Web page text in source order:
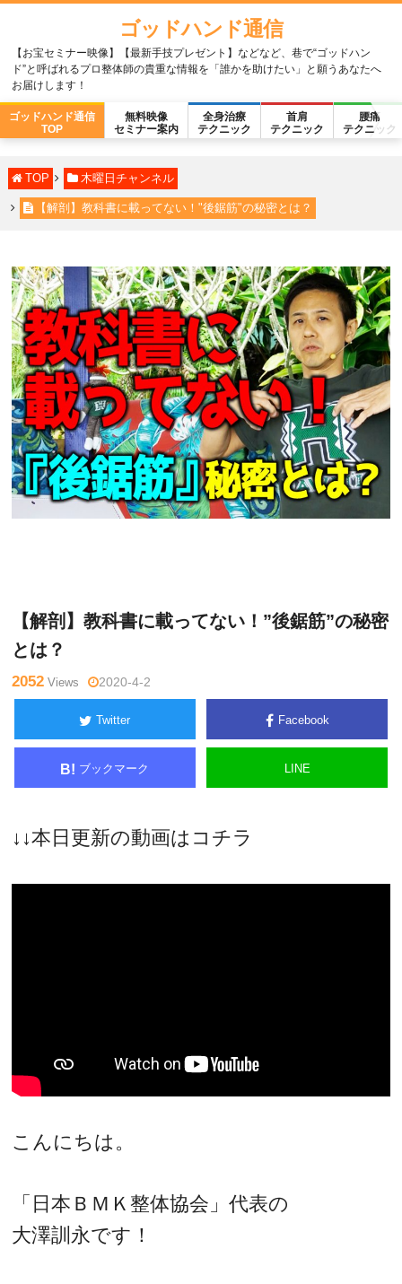
ゴッドハンド通信
【お宝セミナー映像】【最新手技プレゼント】などなど、巷で“ゴッドハン
ド”と呼ばれるプロ整体師の貴重な情報を「誰かを助けたい」と願うあなたへ
お届けします！
ゴッドハンド通信
TOP
無料映像
セミナー案内
全身治療
テクニック
首肩
テクニック
腰痛
テクニック
TOP 木曜日チャンネル
【解剖】教科書に載ってない！"後鋸筋"の秘密とは？
【解剖】教科書に載ってない！”後鋸筋”の秘密
とは？
2052 Views 2020-4-2
Twitter Facebook
B! ブックマーク LINE
↓↓本日更新の動画はコチラ
こんにちは。
「日本ＢＭＫ整体協会」代表の
大澤訓永です！